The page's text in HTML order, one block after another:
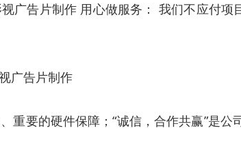
广告片制作 用心做服务： 我们不应付
广告片制作
重要的硬件保障；“诚信，合作共赢”是